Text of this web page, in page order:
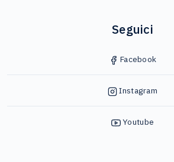
Seguici
Facebook
Instagram
Youtube